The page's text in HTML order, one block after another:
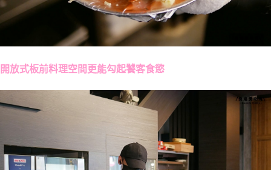
開放式板前料理空間更能勾起饕客食慾